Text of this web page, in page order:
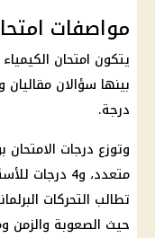
مواصفات
يتكون امتحان الكيمياء
درجة.
متعدد، و4
تطالب التحركات
حيث الصعوبة والزمن